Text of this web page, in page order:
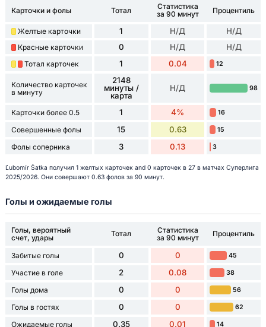
Карточки и фолы Тотал
Статистика
за 90 минут
Процентиль
Желтые карточки 1 Н/Д Н/Д
Красные карточки 0 Н/Д Н/Д
Тотал карточек 1 0.04 12
Количество карточек
в минуту
2148
минуты /
карта
Н/Д 98
Карточки более 0.5 1 4% 16
Совершенные фолы 15 0.63 15
Фолы соперника 3 0.13 3
Ľubomír Šatka получил 1 желтых карточек and 0 карточек в 27 в матчах Суперлига
2025/2026. Они совершают 0.63 фолов за 90 минут.
Голы и ожидаемые голы
Голы, вероятный
счет, удары
Тотал
Статистика
за 90 минут
Процентиль
Забитые голы 0 0 45
Участие в голе 2 0.08 38
Голы дома 0 0 56
Голы в гостях 0 0 62
Ожидаемые голы 0.35 0.01 14